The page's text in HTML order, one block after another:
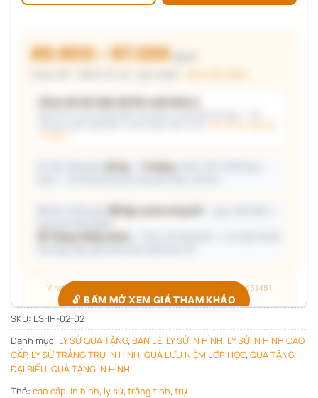
89.900 – 97.300
🔓 BẤM MỞ XEM GIÁ THAM KHẢO
Giá đang ẩn — xác nhận bạn thuộc nhóm nào để hiện đúng
bảng giá.
Chỉ hỏi1 lần duy nhất
Vinaly · Công xưởng quà tặng B2B · Hotline/Zalo 0705451451
SKU: LS-IH-02-02
Danh mục: LY SỨ QUÀ TẶNG, BÁN LẺ, LY SỨ IN HÌNH, LY SỨ IN HÌNH CAO
CẤP, LY SỨ TRẮNG TRỤ IN HÌNH, QUÀ LƯU NIỆM LỚP HỌC, QUÀ TẶNG
ĐẠI BIỂU, QUÀ TẶNG IN HÌNH
Thẻ: cao cấp, in hình, ly sứ, trắng tinh, trụ